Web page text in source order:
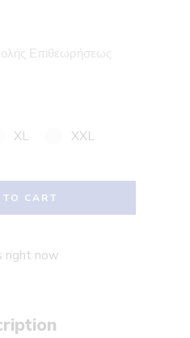
Επιθεωρήσεως
XL XXL
CART
right now